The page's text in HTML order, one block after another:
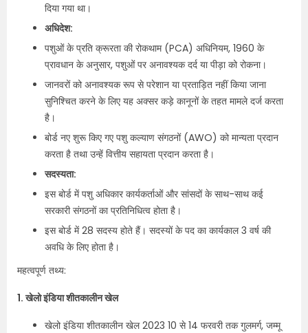
दिया गया था।
अधिदेश:
पशुओं के प्रति क्रूरता की रोकथाम (PCA) अधिनियम, 1960 के
प्रावधान के अनुसार, पशुओं पर अनावश्यक दर्द या पीड़ा को रोकना।
जानवरों को अनावश्यक रूप से परेशान या प्रताड़ित नहीं किया जाना
सुनिश्चित करने के लिए यह अक्सर कड़े कानूनों के तहत मामले दर्ज करता
है।
बोर्ड नए शुरू किए गए पशु कल्याण संगठनों (AWO) को मान्यता प्रदान
करता है तथा उन्हें वित्तीय सहायता प्रदान करता है।
सदस्यता:
इस बोर्ड में पशु अधिकार कार्यकर्ताओं और सांसदों के साथ-साथ कई
सरकारी संगठनों का प्रतिनिधित्व होता है।
इस बोर्ड में 28 सदस्य होते हैं। सदस्यों के पद का कार्यकाल 3 वर्ष की
अवधि के लिए होता है।
महत्वपूर्ण तथ्य:
1. खेलो इंडिया शीतकालीन खेल
खेलो इंडिया शीतकालीन खेल 2023 10 से 14 फरवरी तक गुलमर्ग, जम्मू